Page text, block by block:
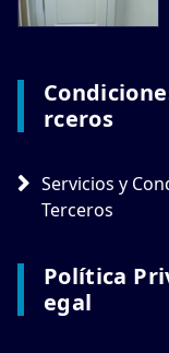
Rceros
Servicios y
Terceros
Política
Egal